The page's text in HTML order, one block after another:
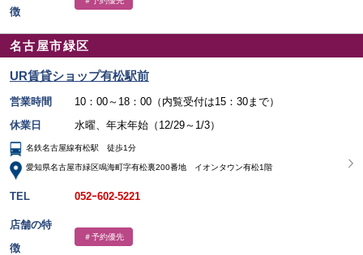
徴
名古屋市緑区
UR賃貸ショップ有松駅前
営業時間
10：00～18：00（内覧受付は15：30まで）
休業日
水曜、年末年始（12/29～1/3）
名鉄名古屋線有松駅 徒歩1分
愛知県名古屋市緑区鳴海町字有松裏200番地 イオンタウン有松1階
TEL 052ｰ602-5221
店舗の特
徴
＃予約優先